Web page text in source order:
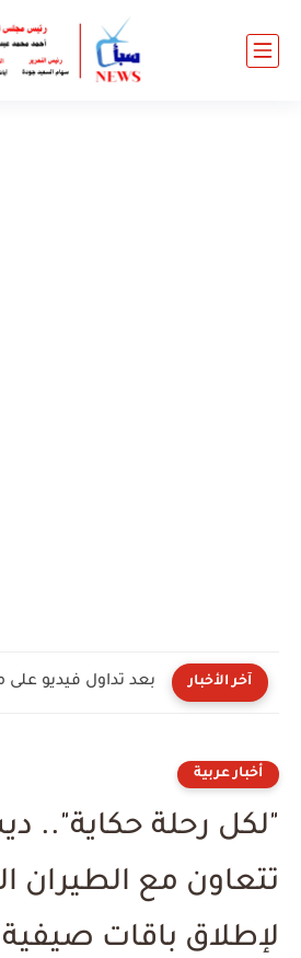
آخر الأخبار
أخبار عربية
"لكل رحلة حكاية"..
تتعاون مع الطيران
لإطلاق باقات صيفية